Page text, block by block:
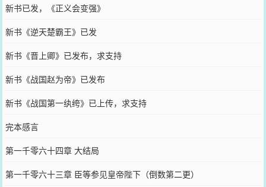
新书已发，《正义会变强》
新书《逆天楚霸王》已发
新书《晋上卿》已发布，求支持
新书《战国赵为帝》已发布
新书《战国第一纨绔》已上传，求支持
完本感言
第一千零六十四章 大结局
第一千零六十三章 臣等参见皇帝陛下（倒数第二更）